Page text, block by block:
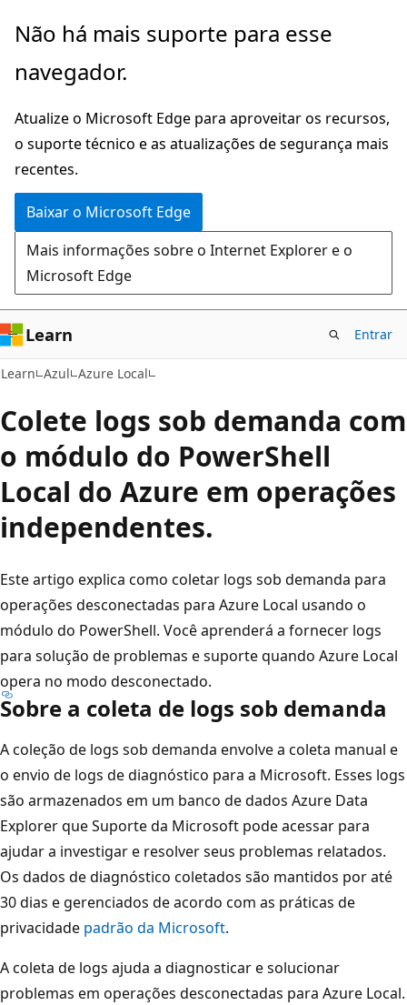
Pular
o
principal
Não há mais suporte para esse
navegador.
Atualize o Microsoft Edge para aproveitar os recursos,
o suporte técnico e as atualizações de segurança mais
recentes.
Baixar o Microsoft Edge
Mais informações sobre o Internet Explorer e o
Microsoft Edge
Learn Entrar
Learn Azul Azure Local
Colete logs sob demanda com
o módulo do PowerShell
Local do Azure em operações
independentes.
Este artigo explica como coletar logs sob demanda para
operações desconectadas para Azure Local usando o
módulo do PowerShell. Você aprenderá a fornecer logs
para solução de problemas e suporte quando Azure Local
opera no modo desconectado.
Sobre a coleta de logs sob demanda
A coleção de logs sob demanda envolve a coleta manual e
o envio de logs de diagnóstico para a Microsoft. Esses logs
são armazenados em um banco de dados Azure Data
Explorer que Suporte da Microsoft pode acessar para
ajudar a investigar e resolver seus problemas relatados.
Os dados de diagnóstico coletados são mantidos por até
30 dias e gerenciados de acordo com as práticas de
privacidade padrão da Microsoft.
A coleta de logs ajuda a diagnosticar e solucionar
problemas em operações desconectadas para Azure Local.